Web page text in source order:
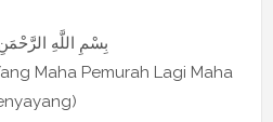
Maha Pemurah Lagi Maha